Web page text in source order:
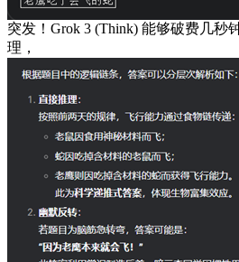
突发！Grok 3 (Think) 能够破费几秒
理，